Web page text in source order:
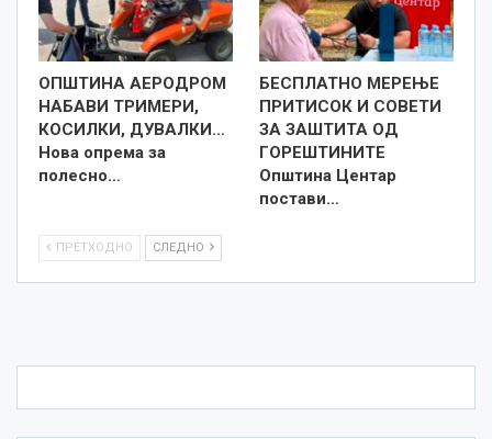
ОПШТИНА АЕРОДРОМ
НАБАВИ ТРИМЕРИ,
КОСИЛКИ, ДУВАЛКИ…
Нова опрема за
полесно…
БЕСПЛАТНО МЕРЕЊЕ
ПРИТИСОК И СОВЕТИ
ЗА ЗАШТИТА ОД
ГОРЕШТИНИТЕ
Општина Центар
постави…
ПРЕТХОДНО СЛЕДНО